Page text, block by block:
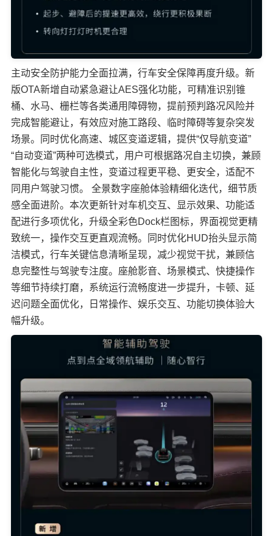
主动安全防护能力全面拉满，行车安全保障再度升级。新
版OTA新增自动紧急避让AES强化功能，可精准识别锥
桶、水马、栅栏等各类通用障碍物，提前预判路况风险并
完成智能避让，有效应对施工路段、临时障碍等复杂突发
场景。同时优化高速、城区变道逻辑，提供“仅导航变道”
“自动变道”两种可选模式，用户可根据路况自主切换，兼顾
智能化与驾驶自主性，变道过程更平稳、更安全，适配不
同用户驾驶习惯。 全景数字座舱体验精细化迭代，细节质
感全面进阶。本次更新针对车机交互、显示效果、功能适
配进行多项优化，升级全彩色Dock栏图标，界面视觉更精
致统一，操作交互更直观流畅。同时优化HUD抬头显示简
洁模式，行车关键信息清晰呈现，减少视觉干扰，兼顾信
息完整性与驾驶专注度。座舱影音、场景模式、快捷操作
等细节持续打磨，系统运行流畅度进一步提升，卡顿、延
迟问题全面优化，日常操作、娱乐交互、功能切换体验大
幅升级。